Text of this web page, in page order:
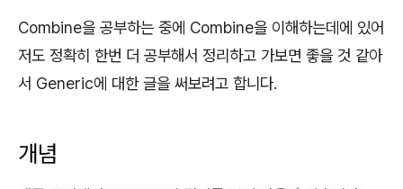
Combine을 공부하는 중에 Combine을 이해하는데에 있어
저도 정확히 한번 더 공부해서 정리하고 가보면 좋을 것 같아
서 Generic에 대한 글을 써보려고 합니다.
개념